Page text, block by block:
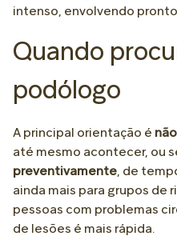
intenso, envolvendo
Quando
podólogo
A principal orientação é
até mesmo acontecer, ou
preventivamente, de
ainda mais para grupos de
pessoas com problemas
de lesões é mais rápida.